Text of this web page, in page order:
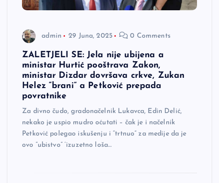
admin 29 Juna, 2025 0 Comments
ZALETJELI SE: Jela nije ubijena a
ministar Hurtić pooštrava Zakon,
ministar Dizdar dovršava crkve, Zukan
Helez “brani” a Petković prepada
povratnike
Za divno čudo, gradonačelnik Lukavca, Edin Delić,
nekako je uspio mudro oćutati – čak je i načelnik
Petković polegao iskušenju i “trtnuo” za medije da je
ovo “ubistvo” ‘izuzetno loša…